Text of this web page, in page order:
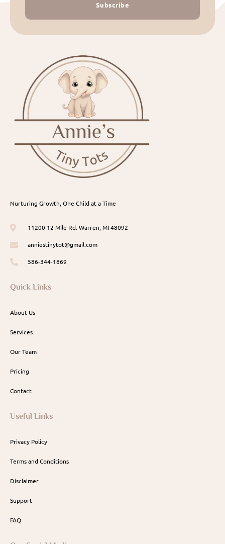
Subscribe
Nurturing Growth, One Child at a Time
11200 12 Mile Rd. Warren, MI 48092
anniestinytot@gmail.com
586-344-1869
Quick Links
About Us
Services
Our Team
Pricing
Contact
Useful Links
Privacy Policy
Terms and Conditions
Disclaimer
Support
FAQ